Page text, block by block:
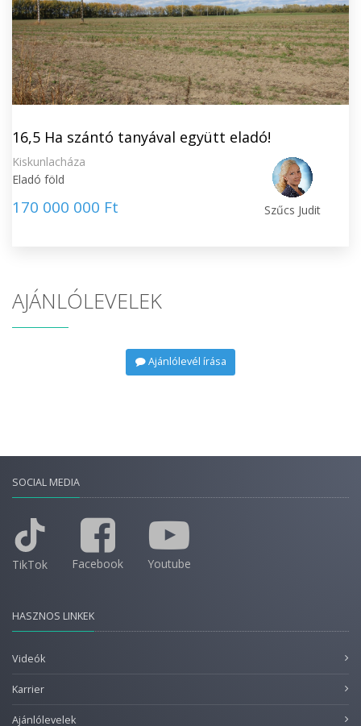
16,5 Ha szántó tanyával együtt eladó!
Kiskunlacháza
Eladó föld
170 000 000 Ft Szűcs Judit
AJÁNLÓLEVELEK
Ajánlólevél írása
SOCIAL MEDIA
TikTok Facebook Youtube
HASZNOS LINKEK
Videók
Karrier
Ajánlólevelek